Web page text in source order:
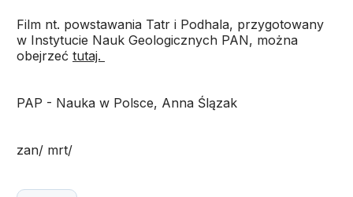
Film nt. powstawania Tatr i Podhala, przygotowany
w Instytucie Nauk Geologicznych PAN, można
obejrzeć tutaj.
PAP - Nauka w Polsce, Anna Ślązak
zan/ mrt/